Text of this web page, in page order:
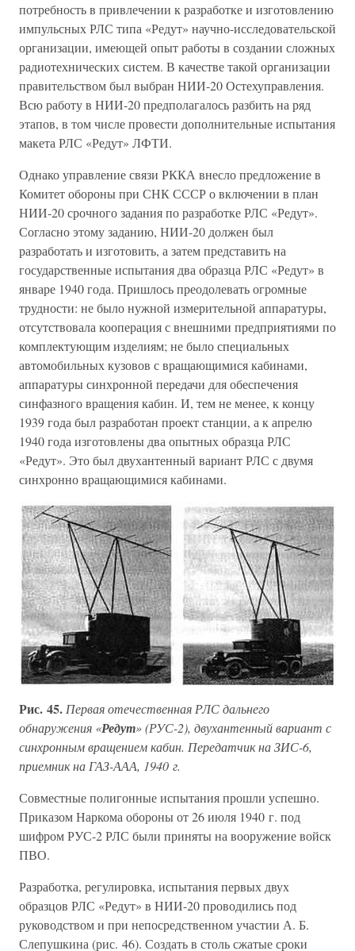
потребность в привлечении к разработке и изготовлению
импульсных РЛС типа «Редут» научно-исследовательской
организации, имеющей опыт работы в создании сложных
радиотехнических систем. В качестве такой организации
правительством был выбран НИИ-20 Остехуправления.
Всю работу в НИИ-20 предполагалось разбить на ряд
этапов, в том числе провести дополнительные испытания
макета РЛС «Редут» ЛФТИ.
Однако управление связи РККА внесло предложение в
Комитет обороны при СНК СССР о включении в план
НИИ-20 срочного задания по разработке РЛС «Редут».
Согласно этому заданию, НИИ-20 должен был
разработать и изготовить, а затем представить на
государственные испытания два образца РЛС «Редут» в
январе 1940 года. Пришлось преодолевать огромные
трудности: не было нужной измерительной аппаратуры,
отсутствовала кооперация с внешними предприятиями по
комплектующим изделиям; не было специальных
автомобильных кузовов с вращающимися кабинами,
аппаратуры синхронной передачи для обеспечения
синфазного вращения кабин. И, тем не менее, к концу
1939 года был разработан проект станции, а к апрелю
1940 года изготовлены два опытных образца РЛС
«Редут». Это был двухантенный вариант РЛС с двумя
синхронно вращающимися кабинами.
Рис. 45. Первая отечественная РЛС дальнего
обнаружения «Редут» (РУС-2), двухантенный вариант с
синхронным вращением кабин. Передатчик на ЗИС-6,
приемник на ГАЗ-ААА, 1940 г.
Совместные полигонные испытания прошли успешно.
Приказом Наркома обороны от 26 июля 1940 г. под
шифром РУС-2 РЛС были приняты на вооружение войск
ПВО.
Разработка, регулировка, испытания первых двух
образцов РЛС «Редут» в НИИ-20 проводились под
руководством и при непосредственном участии А. Б.
Слепушкина (рис. 46). Создать в столь сжатые сроки